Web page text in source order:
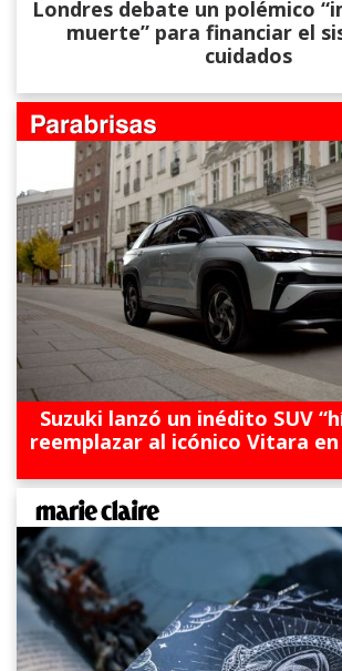
Londres debate un polémico
muerte” para financiar el
cuidados
Suzuki lanzó un inédito SUV
reemplazar al icónico Vitara